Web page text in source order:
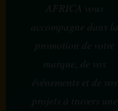
AFRICA vous
accompagne dans la
promotion de votre
marque, de vos
événements et de vos
projets à travers une